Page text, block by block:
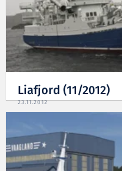
Liafjord (11/2012)
23.11.2012